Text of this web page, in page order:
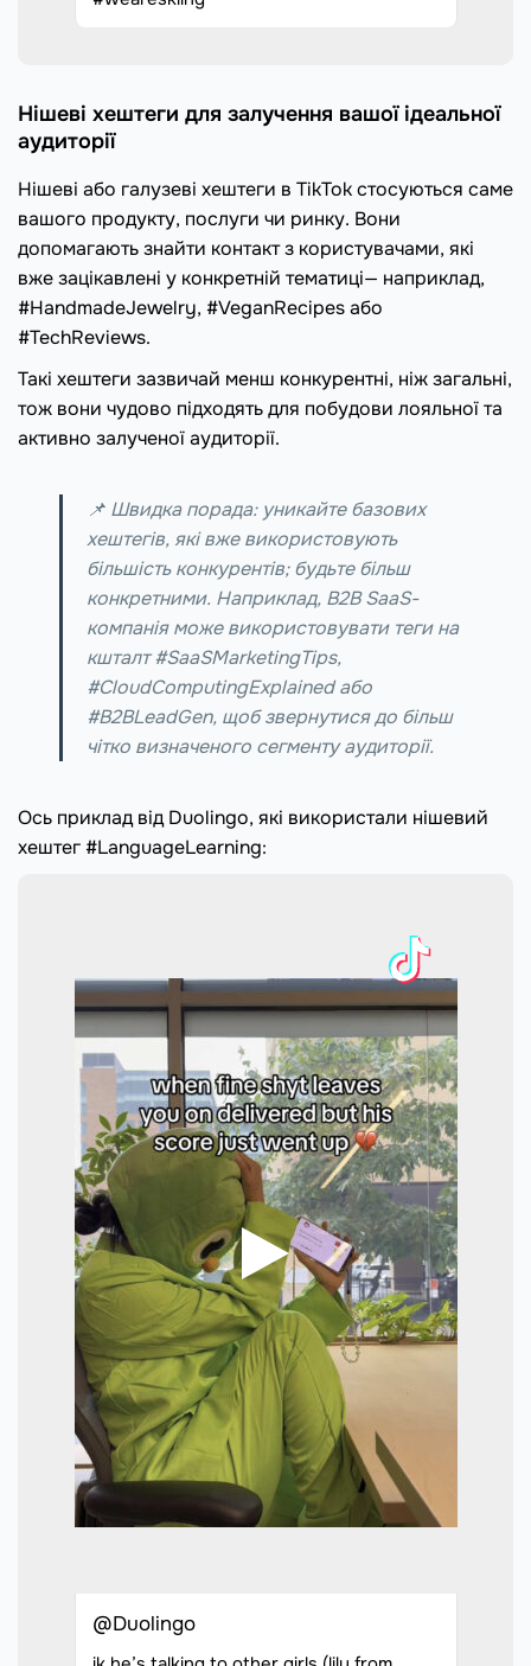
Нішеві хештеги для залучення вашої ідеальної
аудиторії
Нішеві або галузеві хештеги в TikTok стосуються саме
вашого продукту, послуги чи ринку. Вони
допомагають знайти контакт з користувачами, які
вже зацікавлені у конкретній тематиці— наприклад,
#HandmadeJewelry, #VeganRecipes або
#TechReviews.
Такі хештеги зазвичай менш конкурентні, ніж загальні,
тож вони чудово підходять для побудови лояльної та
активно залученої аудиторії.
📌 Швидка порада: уникайте базових
хештегів, які вже використовують
більшість конкурентів; будьте більш
конкретними. Наприклад, B2B SaaS-
компанія може використовувати теги на
кшталт #SaaSMarketingTips,
#CloudComputingExplained або
#B2BLeadGen, щоб звернутися до більш
чітко визначеного сегменту аудиторії.
Ось приклад від Duolingo, які використали нішевий
хештег #LanguageLearning:
@Duolingo